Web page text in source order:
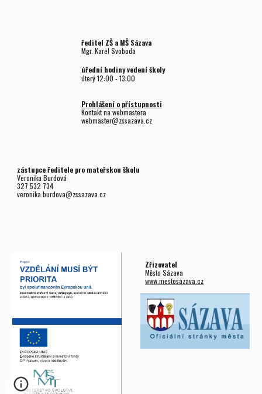
ředitel ZŠ a MŠ Sázava
Mgr. Karel Svoboda
úřední hodiny vedení školy
úterý 12:00 - 13:00
Prohlášení o přístupnosti
Kontakt na webmastera
webmaster@zssazava.cz
zástupce ředitele pro mateřskou školu
Veronika Burdová
327 532 734
veronika.burdova@zssazava.cz
Zřizovatel
Město Sázava
www.mestosazava.cz